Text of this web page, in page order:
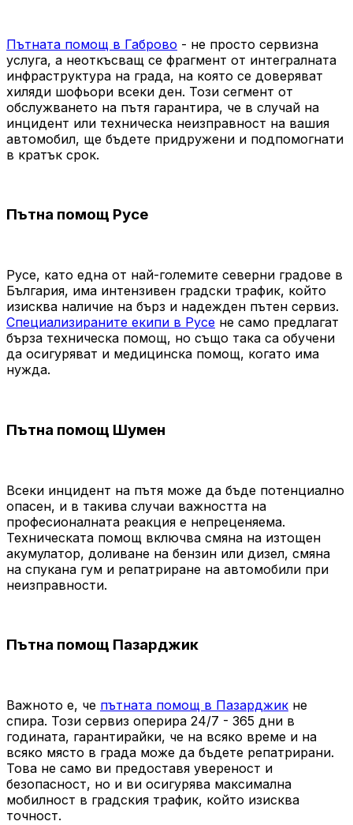
Пътната помощ в Габрово - не просто сервизна
услуга, а неоткъсващ се фрагмент от интегралната
инфраструктура на града, на която се доверяват
хиляди шофьори всеки ден. Този сегмент от
обслужването на пътя гарантира, че в случай на
инцидент или техническа неизправност на вашия
автомобил, ще бъдете придружени и подпомогнати
в кратък срок.
Пътна помощ Русе
Русе, като една от най-големите северни градове в
България, има интензивен градски трафик, който
изисква наличие на бърз и надежден пътен сервиз.
Специализираните екипи в Русе не само предлагат
бърза техническа помощ, но също така са обучени
да осигуряват и медицинска помощ, когато има
нужда.
Пътна помощ Шумен
Всеки инцидент на пътя може да бъде потенциално
опасен, и в такива случаи важността на
професионалната реакция е непреценяема.
Техническата помощ включва смяна на изтощен
акумулатор, доливане на бензин или дизел, смяна
на спукана гум и репатриране на автомобили при
неизправности.
Пътна помощ Пазарджик
Важното е, че пътната помощ в Пазарджик не
спира. Този сервиз оперира 24/7 - 365 дни в
годината, гарантирайки, че на всяко време и на
всяко място в града може да бъдете репатрирани.
Това не само ви предоставя увереност и
безопасност, но и ви осигурява максимална
мобилност в градския трафик, който изисква
точност.